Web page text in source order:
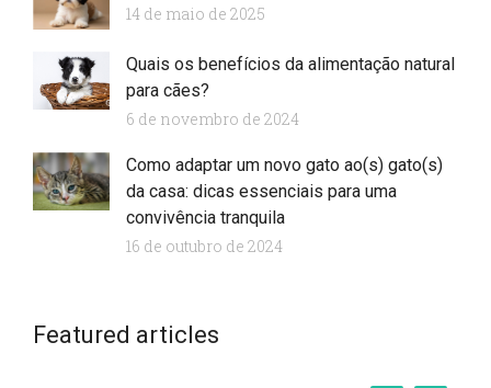
14 de maio de 2025
Quais os benefícios da alimentação natural
para cães?
6 de novembro de 2024
Como adaptar um novo gato ao(s) gato(s)
da casa: dicas essenciais para uma
convivência tranquila
16 de outubro de 2024
Featured articles
Business